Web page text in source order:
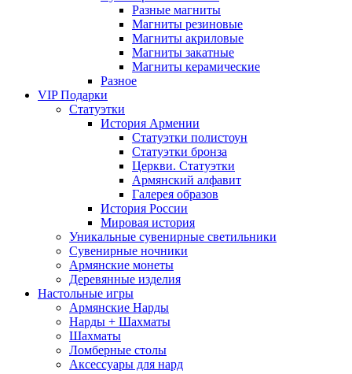
Разные магниты
Магниты резиновые
Магниты акриловые
Магниты закатные
Магниты керамические
Разное
VIP Подарки
Статуэтки
История Армении
Статуэтки полистоун
Статуэтки бронза
Церкви. Статуэтки
Армянский алфавит
Галерея образов
История России
Мировая история
Уникальные сувенирные светильники
Сувенирные ночники
Армянские монеты
Деревянные изделия
Настольные игры
Армянские Нарды
Нарды + Шахматы
Шахматы
Ломберные столы
Аксессуары для нард